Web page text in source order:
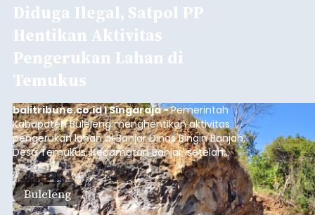
Diduga Ilegal, Satpol PP
Hentikan Aktivitas
Pengerukan Lahan di
Temukus
balitribune.co.id I Singaraja -Pemerintah
Kabupaten Buleleng menghentikan aktivitas
pengerukan lahan di Banjar Dinas Bingin Banjah,
Desa Temukus, Kecamatan Banjar, setelah
ditemukan indikasi kegiatan pengambilan
material yang tidak sesuai dengan peruntukan
kawasan.
Buleleng